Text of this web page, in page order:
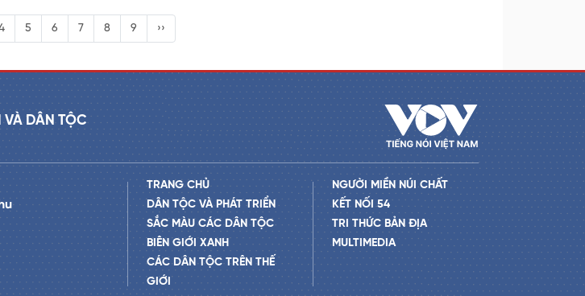
5 6 7 8 9 ››
DÂN TỘC
TRANG CHỦ
DÂN TỘC VÀ PHÁT TRIỂN
SẮC MÀU CÁC DÂN TỘC
BIÊN GIỚI XANH
CÁC DÂN TỘC TRÊN THẾ
GIỚI
NGƯỜI MIỀN NÚI CHẤT
KẾT NỐI 54
TRI THỨC BẢN ĐỊA
MULTIMEDIA